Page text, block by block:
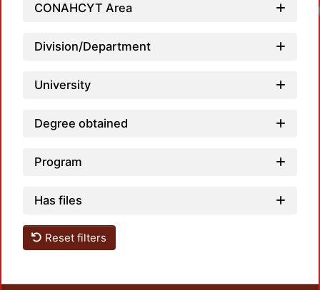
CONAHCYT Area
Division/Department
University
Degree obtained
Program
Has files
Reset filters